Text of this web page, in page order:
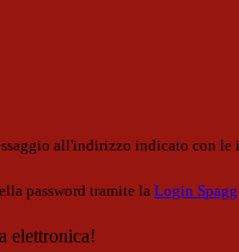
all'indirizzo indicato con le
password tramite la Login
elettronica!